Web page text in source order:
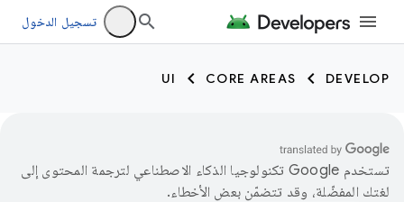
تسجيل الدخول
DEVELOP
CORE AREAS
UI
تستخدم Google تكنولوجيا الذكاء الاصطناعي لترجمة المحتوى إلى
لغتك المفضّلة، وقد تتضمّن بعض الأخطاء.